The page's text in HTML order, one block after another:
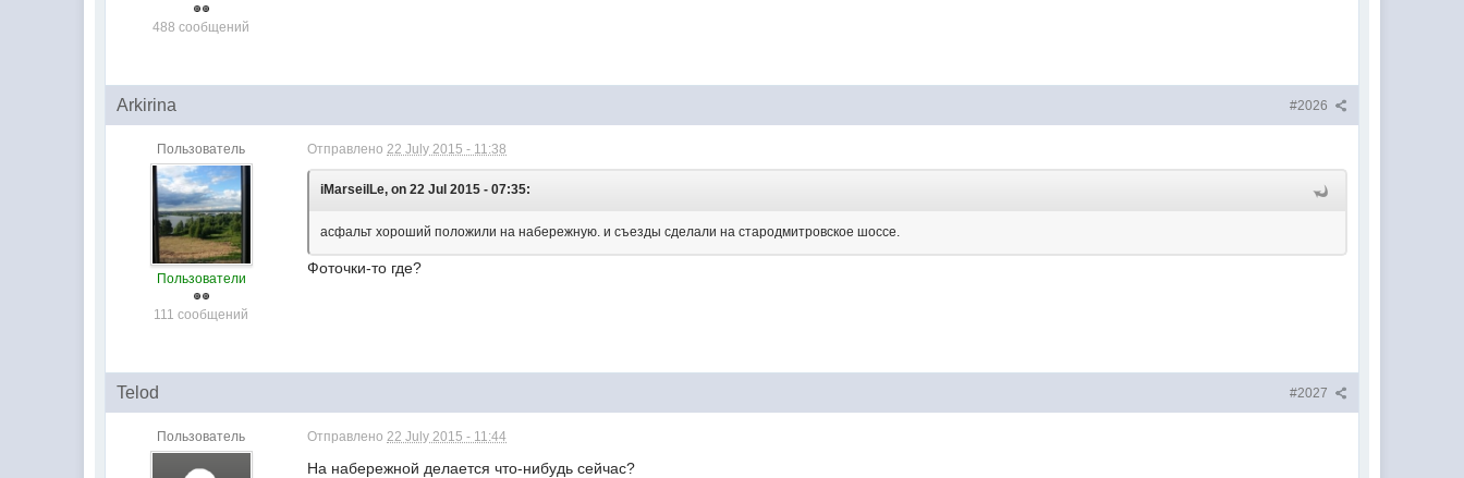
488 сообщений
#2026
Arkirina
Пользователь
Пользователи
111 сообщений
Отправлено22 July 2015 - 11:38
iMarseilLe, on 22 Jul 2015 - 07:35:
асфальт хороший положили на набережную. и съезды сделали на стародмитровское шоссе.
Фоточки-то где?
#2027
Telod
Пользователь Отправлено22 July 2015 - 11:44
На набережной делается что-нибудь сейчас?